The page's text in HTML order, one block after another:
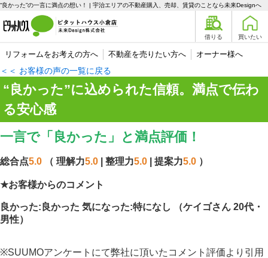
“良かった”の一言に満点の想い！ | 宇治エリアの不動産購入、売却、賃貸のことなら未来Designへ
借りる 買いたい
リフォームをお考えの方へ 不動産を売りたい方へ オーナー様へ
＜＜ お客様の声の一覧に戻る
“良かった”に込められた信頼。満点で伝わ
る安心感
一言で「良かった」と満点評価！
総合点5.0 （ 理解力5.0 | 整理力5.0 | 提案力5.0 ）
★お客様からのコメント
良かった:良かった 気になった:特になし （ケイゴさん 20代・
男性）
※SUUMOアンケートにて弊社に頂いたコメント評価より引用